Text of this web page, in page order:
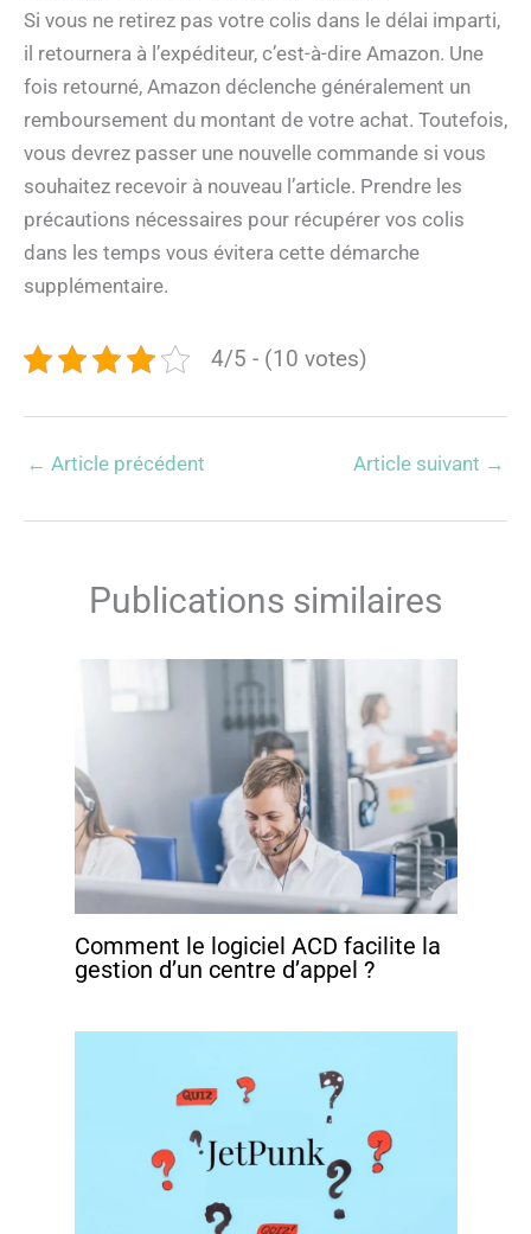
Si vous ne retirez pas votre colis dans le délai imparti,
il retournera à l’expéditeur, c’est-à-dire Amazon. Une
fois retourné, Amazon déclenche généralement un
remboursement du montant de votre achat. Toutefois,
vous devrez passer une nouvelle commande si vous
souhaitez recevoir à nouveau l’article. Prendre les
précautions nécessaires pour récupérer vos colis
dans les temps vous évitera cette démarche
supplémentaire.
4/5 - (10 votes)
← Article précédent Article suivant →
Publications similaires
Comment le logiciel ACD facilite la
gestion d’un centre d’appel ?